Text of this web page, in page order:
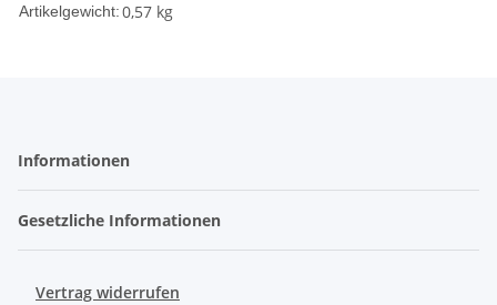
Artikelgewicht:0,57 kg
Informationen
Gesetzliche Informationen
Vertrag widerrufen